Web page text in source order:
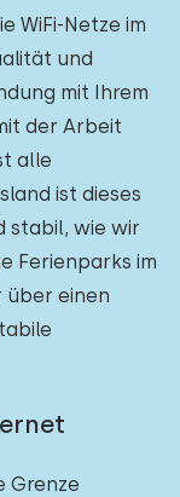
WiFi-Netze im
und
mit Ihrem
der Arbeit
alle
ist dieses
stabil, wie wir
Ferienparks im
über einen
Grenze